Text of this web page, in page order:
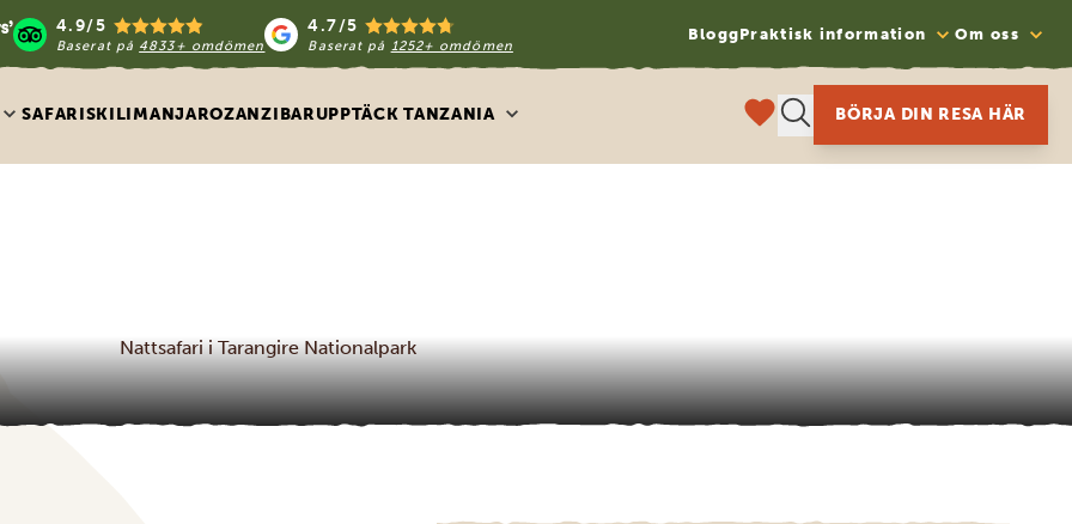
4.9/5
Baserat på 4833+ omdömen
4.7/5
Baserat på 1252+ omdömen
BloggPraktisk information Om oss
SAFARISKILIMANJAROZANZIBARUPPTÄCK TANZANIA BÖRJA DIN RESA HÄR
Nattsafari i Tarangire Nationalpark